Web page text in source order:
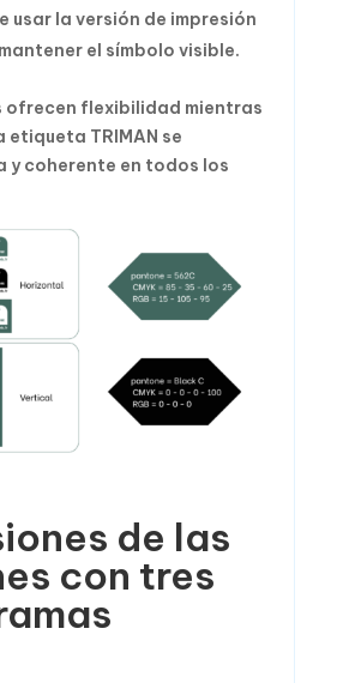
usar la versión de impresión
el símbolo visible.
ofrecen flexibilidad mientras
etiqueta TRIMAN se
y coherente en todos los
de las
con tres